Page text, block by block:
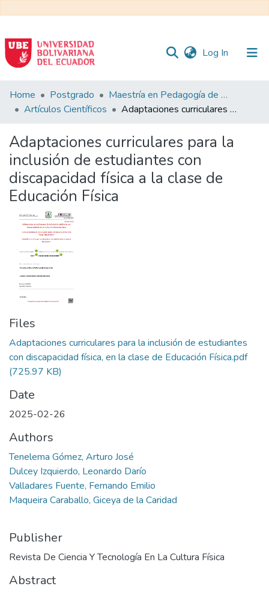
Log In (current)
Communities
&
All of DSpace
Statistics
Home Postgrado
Maestría en Pedagogía de la Cultura Física - Mención en Educación Física Inclusiva
Artículos Científicos
Adaptaciones curriculares para la inclusión de estudiantes con discapacidad física a la clase de Educación Física
Adaptaciones curriculares para la
inclusión de estudiantes con
discapacidad física a la clase de
Educación Física
Files
Adaptaciones curriculares para la inclusión de estudiantes
con discapacidad física, en la clase de Educación Física.pdf
(725.97 KB)
Date
2025-02-26
Authors
Tenelema Gómez, Arturo José
Dulcey Izquierdo, Leonardo Darío
Valladares Fuente, Fernando Emilio
Maqueira Caraballo, Giceya de la Caridad
Publisher
Revista De Ciencia Y Tecnología En La Cultura Física
Abstract